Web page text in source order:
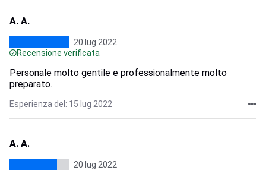
A. A.
20 lug 2022
Recensione verificata
Personale molto gentile e professionalmente molto
preparato.
Esperienza del: 15 lug 2022
A. A.
20 lug 2022